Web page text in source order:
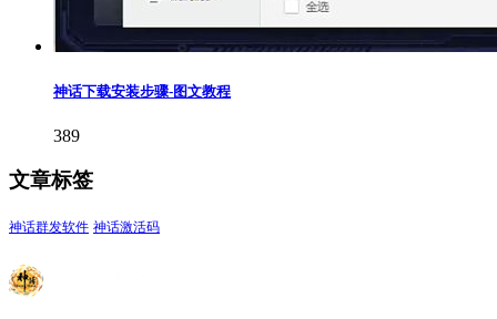
神话下载安装步骤-图文教程
389
文章标签
神话群发软件 神话激活码